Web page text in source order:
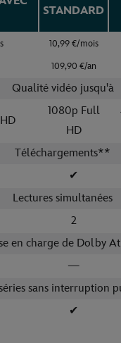
STANDARD
10,99 €/mois
109,90 €/an
Qualité vidéo jusqu'à
1080p Full
HD
Téléchargements**
✔
Lectures simultanées
2
en charge de Dolby
—
sans interruption
✔